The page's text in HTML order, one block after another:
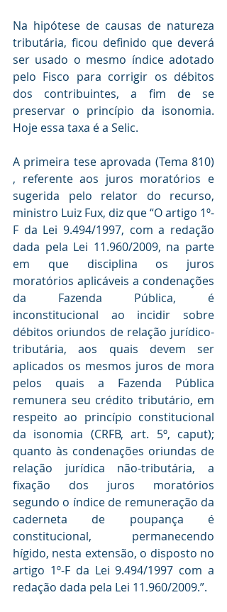
Na hipótese de causas de natureza
tributária, ficou definido que deverá
ser usado o mesmo índice adotado
pelo Fisco para corrigir os débitos
dos contribuintes, a fim de se
preservar o princípio da isonomia.
Hoje essa taxa é a Selic.
A primeira tese aprovada (Tema 810)
, referente aos juros moratórios e
sugerida pelo relator do recurso,
ministro Luiz Fux, diz que “O artigo 1º-
F da Lei 9.494/1997, com a redação
dada pela Lei 11.960/2009, na parte
em que disciplina os juros
moratórios aplicáveis a condenações
da Fazenda Pública, é
inconstitucional ao incidir sobre
débitos oriundos de relação jurídico-
tributária, aos quais devem ser
aplicados os mesmos juros de mora
pelos quais a Fazenda Pública
remunera seu crédito tributário, em
respeito ao princípio constitucional
da isonomia (CRFB, art. 5º, caput);
quanto às condenações oriundas de
relação jurídica não-tributária, a
fixação dos juros moratórios
segundo o índice de remuneração da
caderneta de poupança é
constitucional, permanecendo
hígido, nesta extensão, o disposto no
artigo 1º-F da Lei 9.494/1997 com a
redação dada pela Lei 11.960/2009.”.